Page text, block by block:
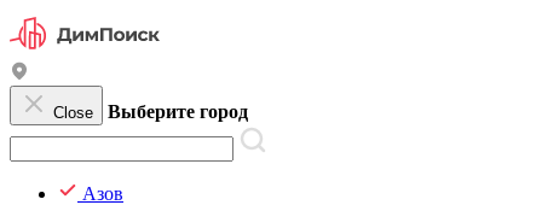
Close Выберите город
Азов